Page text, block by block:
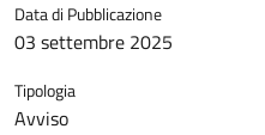
Data di Pubblicazione
03 settembre 2025
Tipologia
Avviso